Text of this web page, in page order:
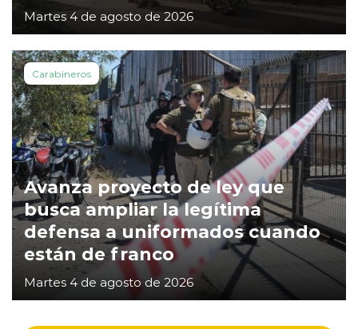
Martes 4 de agosto de 2026
Carabineros
Avanza proyecto de ley que
busca ampliar la legítima
defensa a uniformados cuando
están de franco
Martes 4 de agosto de 2026